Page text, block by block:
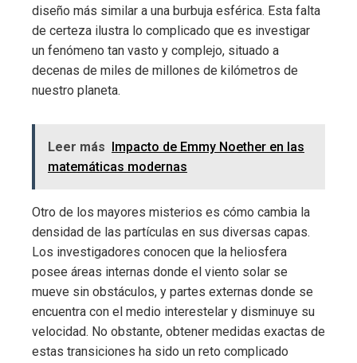
diseño más similar a una burbuja esférica. Esta falta
de certeza ilustra lo complicado que es investigar
un fenómeno tan vasto y complejo, situado a
decenas de miles de millones de kilómetros de
nuestro planeta.
Leer más
Impacto de Emmy Noether en las
matemáticas modernas
Otro de los mayores misterios es cómo cambia la
densidad de las partículas en sus diversas capas.
Los investigadores conocen que la heliosfera
posee áreas internas donde el viento solar se
mueve sin obstáculos, y partes externas donde se
encuentra con el medio interestelar y disminuye su
velocidad. No obstante, obtener medidas exactas de
estas transiciones ha sido un reto complicado